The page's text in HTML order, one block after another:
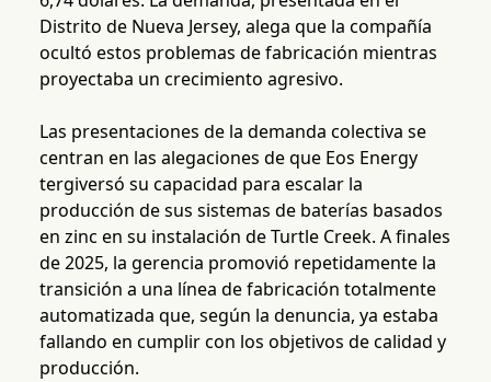
Distrito de Nueva Jersey, alega que la compañía
ocultó estos problemas de fabricación mientras
proyectaba un crecimiento agresivo.
Las presentaciones de la demanda colectiva se
centran en las alegaciones de que Eos Energy
tergiversó su capacidad para escalar la
producción de sus sistemas de baterías basados
en zinc en su instalación de Turtle Creek. A finales
de 2025, la gerencia promovió repetidamente la
transición a una línea de fabricación totalmente
automatizada que, según la denuncia, ya estaba
fallando en cumplir con los objetivos de calidad y
producción.